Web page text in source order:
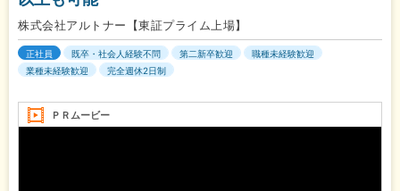
株式会社アルトナー【東証プライム上場】
正社員 既卒・社会人経験不問 第二新卒歓迎
職種未経験歓迎
業種未経験歓迎
完全週休2日制
ＰＲムービー